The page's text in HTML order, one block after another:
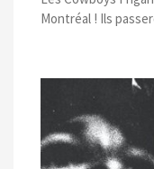
Montréal ! Ils